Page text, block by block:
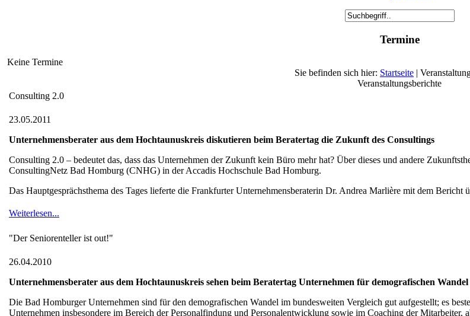
Termine
Keine Termine
Sie befinden sich hier: Startseite |
Veranstaltungsberichte
Consulting 2.0
23.05.2011
Unternehmensberater aus dem Hochtaunuskreis diskutieren beim Beratertag die Zukunft des Consultings
Consulting 2.0 – bedeutet das, dass das Unternehmen der Zukunft kein Büro mehr hat? Über dieses und andere
ConsultingNetz Bad Homburg (CNHG) in der Accadis Hochschule Bad Homburg.
Das Hauptgesprächsthema des Tages lieferte die Frankfurter Unternehmensberaterin Dr. Andrea Marlière mit dem
Weiterlesen...
"Der Seniorenteller ist out!"
26.04.2010
Unternehmensberater aus dem Hochtaunuskreis sehen beim Beratertag Unternehmen für demografischen
Die Bad Homburger Unternehmen sind für den demografischen Wandel im bundesweiten Vergleich gut aufgestellt; es
Unternehmen insbesondere im Bereich der Personalfindung und Personalentwicklung sowie im Coaching der